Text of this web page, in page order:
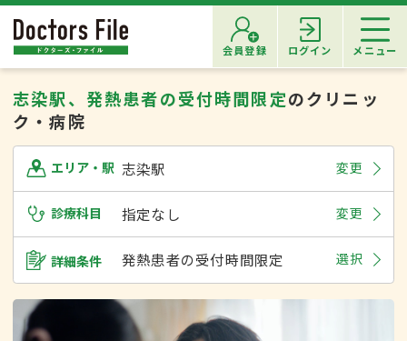
会員登録 ログイン メニュー
志染駅、発熱患者の受付時間限定のクリニッ
ク・病院
エリア・駅 志染駅 変更
診療科目 指定なし 変更
詳細条件 発熱患者の受付時間限定 選択